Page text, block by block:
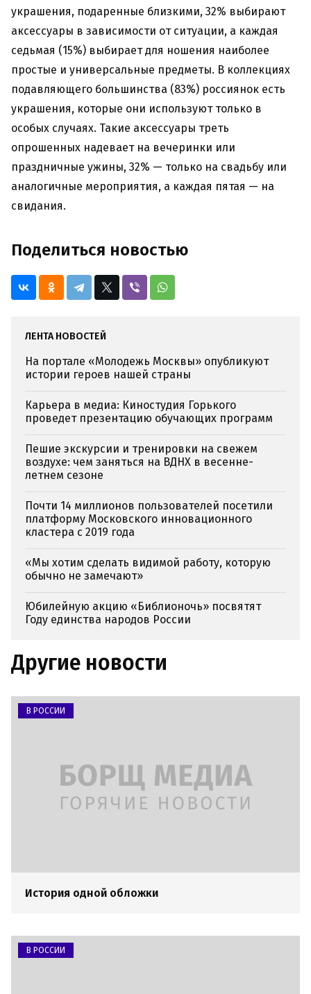
украшения, подаренные близкими, 32% выбирают
аксессуары в зависимости от ситуации, а каждая
седьмая (15%) выбирает для ношения наиболее
простые и универсальные предметы. В коллекциях
подавляющего большинства (83%) россиянок есть
украшения, которые они используют только в
особых случаях. Такие аксессуары треть
опрошенных надевает на вечеринки или
праздничные ужины, 32% — только на свадьбу или
аналогичные мероприятия, а каждая пятая — на
свидания.
Поделиться новостью
ЛЕНТА НОВОСТЕЙ
На портале «Молодежь Москвы» опубликуют
истории героев нашей страны
Карьера в медиа: Киностудия Горького
проведет презентацию обучающих программ
Пешие экскурсии и тренировки на свежем
воздухе: чем заняться на ВДНХ в весенне-
летнем сезоне
Почти 14 миллионов пользователей посетили
платформу Московского инновационного
кластера с 2019 года
«Мы хотим сделать видимой работу, которую
обычно не замечают»
Юбилейную акцию «Библионочь» посвятят
Году единства народов России
Другие новости
В РОССИИ
История одной обложки
В РОССИИ